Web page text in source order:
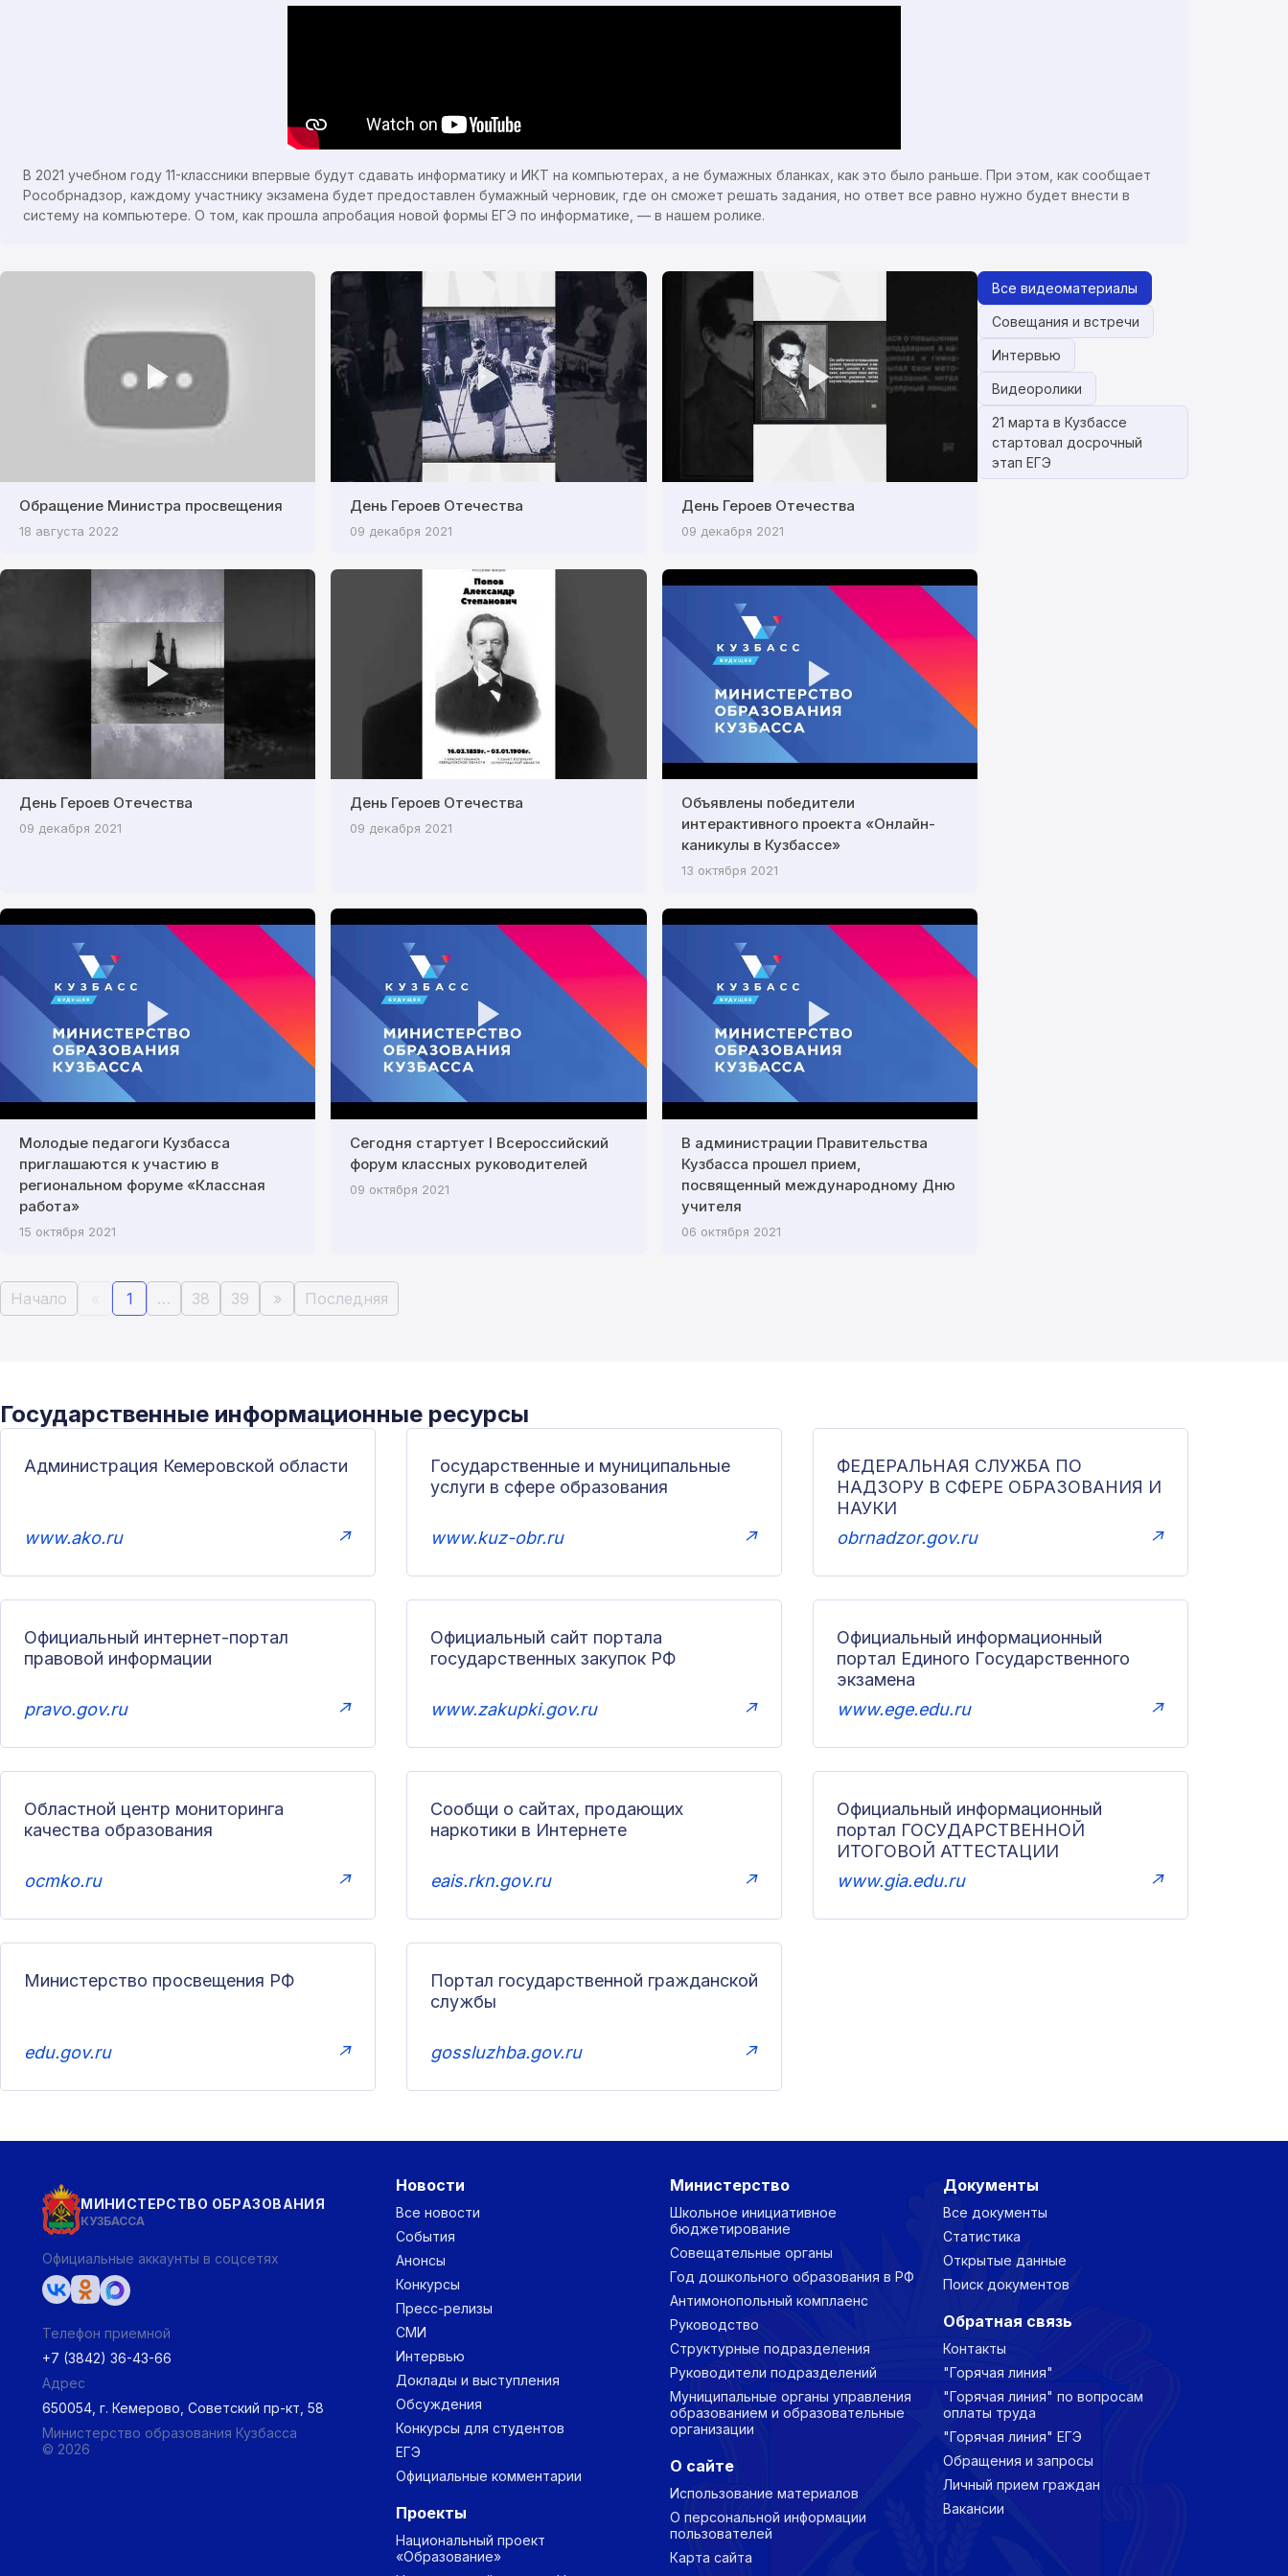
В 2021 учебном году 11-классники впервые будут сдавать информатику и ИКТ на компьютерах, а не бумажных бланках, как это было раньше. При этом, как сообщает
Рособрнадзор, каждому участнику экзамена будет предоставлен бумажный черновик, где он сможет решать задания, но ответ все равно нужно будет внести в
систему на компьютере. О том, как прошла апробация новой формы ЕГЭ по информатике, — в нашем ролике.
Обращение Министра просвещения
18 августа 2022
День Героев Отечества
09 декабря 2021
День Героев Отечества
09 декабря 2021
День Героев Отечества
09 декабря 2021
День Героев Отечества
09 декабря 2021
Объявлены победители
интерактивного проекта «Онлайн-
каникулы в Кузбассе»
13 октября 2021
Молодые педагоги Кузбасса
приглашаются к участию в
региональном форуме «Классная
работа»
15 октября 2021
Сегодня стартует I Всероссийский
форум классных руководителей
09 октября 2021
В администрации Правительства
Кузбасса прошел прием,
посвященный международному Дню
учителя
06 октября 2021
Все видеоматериалы
Совещания и встречи
Интервью
Видеоролики
21 марта в Кузбассе
стартовал досрочный
этап ЕГЭ
Начало 1 … 38 39 » Последняя
Государственные информационные ресурсы
Администрация Кемеровской области
www.ako.ru ↗
Государственные и муниципальные
услуги в сфере образования
www.kuz-obr.ru ↗
ФЕДЕРАЛЬНАЯ СЛУЖБА ПО
НАДЗОРУ В СФЕРЕ ОБРАЗОВАНИЯ И
НАУКИ
obrnadzor.gov.ru
↗
Официальный интернет-портал
правовой информации
pravo.gov.ru ↗
Официальный сайт портала
государственных закупок РФ
www.zakupki.gov.ru ↗
Официальный информационный
портал Единого Государственного
экзамена
www.ege.edu.ru
↗
Областной центр мониторинга
качества образования
ocmko.ru ↗
Сообщи о сайтах, продающих
наркотики в Интернете
eais.rkn.gov.ru ↗
Официальный информационный
портал ГОСУДАРСТВЕННОЙ
ИТОГОВОЙ АТТЕСТАЦИИ
www.gia.edu.ru
↗
Министерство просвещения РФ
edu.gov.ru ↗
Портал государственной гражданской
службы
gossluzhba.gov.ru ↗
МИНИСТЕРСТВО ОБРАЗОВАНИЯ
КУЗБАССА
Официальные аккаунты в соцсетях
Телефон приемной
+7 (3842) 36-43-66
Адрес
650054, г. Кемерово, Советский пр-кт, 58
Министерство образования Кузбасса
© 2026
Новости
Все новости
События
Анонсы
Конкурсы
Пресс-релизы
СМИ
Интервью
Доклады и выступления
Обсуждения
Конкурсы для студентов
ЕГЭ
Официальные комментарии
Проекты
Национальный проект
«Образование»
Министерство
Школьное инициативное
бюджетирование
Совещательные органы
Год дошкольного образования в РФ
Антимонопольный комплаенс
Руководство
Структурные подразделения
Руководители подразделений
Муниципальные органы управления
образованием и образовательные
организации
О сайте
Использование материалов
О персональной информации
пользователей
Карта сайта
Документы
Все документы
Статистика
Открытые данные
Поиск документов
Обратная связь
Контакты
"Горячая линия"
"Горячая линия" по вопросам
оплаты труда
"Горячая линия" ЕГЭ
Обращения и запросы
Личный прием граждан
Вакансии